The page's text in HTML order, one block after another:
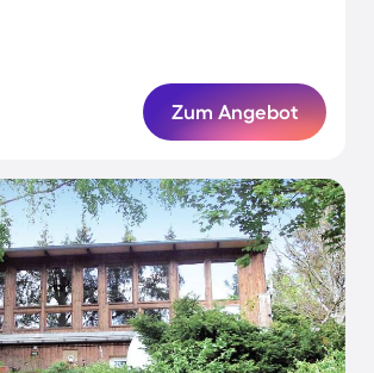
Zum Angebot